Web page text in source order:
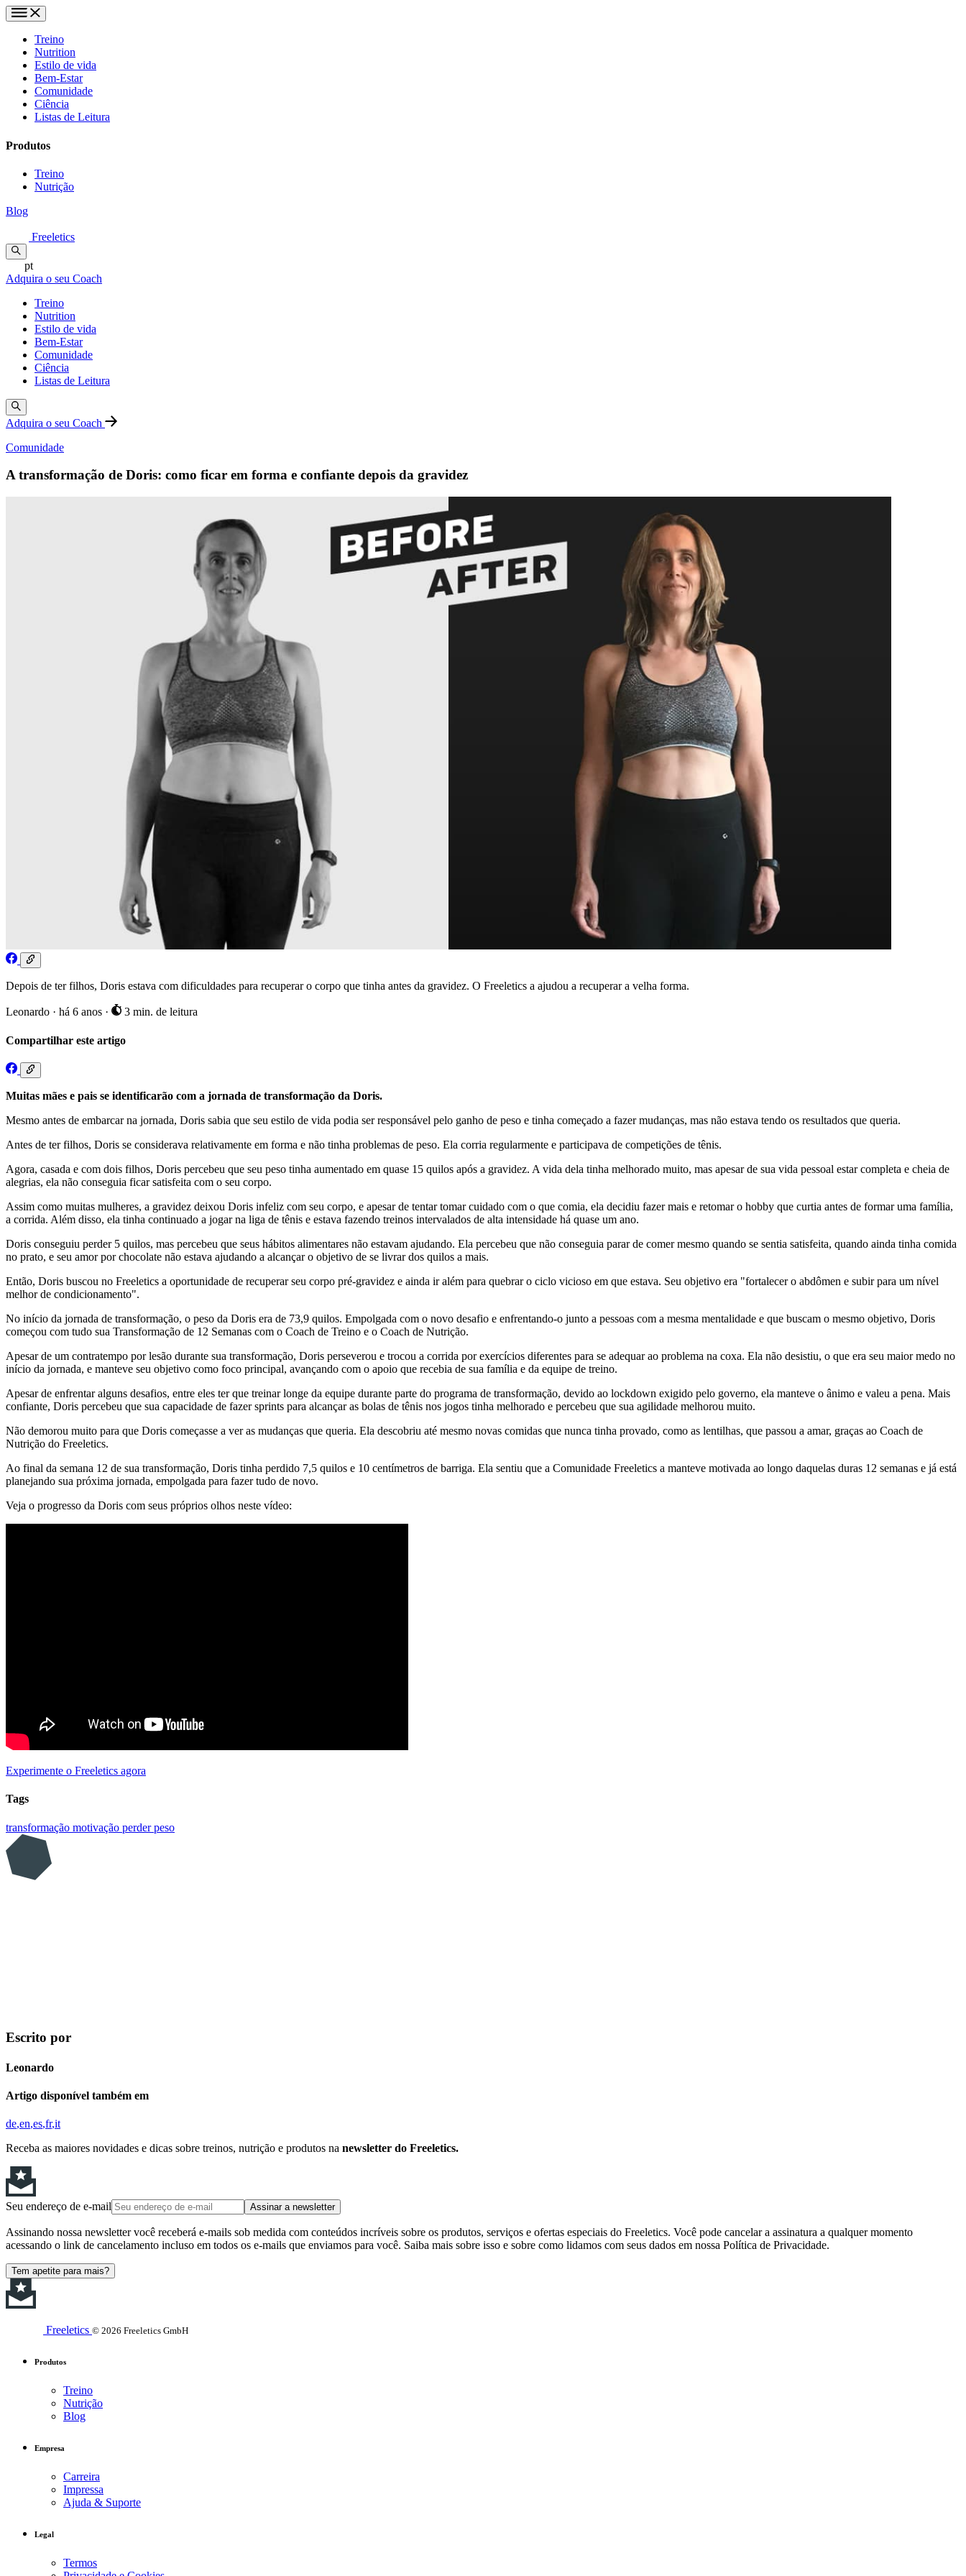
Treino
Nutrition
Estilo de vida
Bem-Estar
Comunidade
Ciência
Listas de Leitura
Produtos
Treino
Nutrição
Blog
Freeletics
pt
Adquira o seu Coach
Treino
Nutrition
Estilo de vida
Bem-Estar
Comunidade
Ciência
Listas de Leitura
Adquira o seu Coach
Comunidade
A transformação de Doris: como ficar em forma e confiante depois da gravidez
Depois de ter filhos, Doris estava com dificuldades para recuperar o corpo que tinha antes da gravidez. O Freeletics a ajudou a recuperar a velha forma.
Leonardo · há 6 anos · 3 min. de leitura
Compartilhar este artigo
Muitas mães e pais se identificarão com a jornada de transformação da Doris.
Mesmo antes de embarcar na jornada, Doris sabia que seu estilo de vida podia ser responsável pelo ganho de peso e tinha começado a fazer mudanças, mas não estava tendo os resultados que queria.
Antes de ter filhos, Doris se considerava relativamente em forma e não tinha problemas de peso. Ela corria regularmente e participava de competições de tênis.
Agora, casada e com dois filhos, Doris percebeu que seu peso tinha aumentado em quase 15 quilos após a gravidez. A vida dela tinha melhorado muito, mas apesar de sua vida pessoal estar completa e cheia de
alegrias, ela não conseguia ficar satisfeita com o seu corpo.
Assim como muitas mulheres, a gravidez deixou Doris infeliz com seu corpo, e apesar de tentar tomar cuidado com o que comia, ela decidiu fazer mais e retomar o hobby que curtia antes de formar uma família,
a corrida. Além disso, ela tinha continuado a jogar na liga de tênis e estava fazendo treinos intervalados de alta intensidade há quase um ano.
Doris conseguiu perder 5 quilos, mas percebeu que seus hábitos alimentares não estavam ajudando. Ela percebeu que não conseguia parar de comer mesmo quando se sentia satisfeita, quando ainda tinha comida
no prato, e seu amor por chocolate não estava ajudando a alcançar o objetivo de se livrar dos quilos a mais.
Então, Doris buscou no Freeletics a oportunidade de recuperar seu corpo pré-gravidez e ainda ir além para quebrar o ciclo vicioso em que estava. Seu objetivo era "fortalecer o abdômen e subir para um nível
melhor de condicionamento".
No início da jornada de transformação, o peso da Doris era de 73,9 quilos. Empolgada com o novo desafio e enfrentando-o junto a pessoas com a mesma mentalidade e que buscam o mesmo objetivo, Doris
começou com tudo sua Transformação de 12 Semanas com o Coach de Treino e o Coach de Nutrição.
Apesar de um contratempo por lesão durante sua transformação, Doris perseverou e trocou a corrida por exercícios diferentes para se adequar ao problema na coxa. Ela não desistiu, o que era seu maior medo no
início da jornada, e manteve seu objetivo como foco principal, avançando com o apoio que recebia de sua família e da equipe de treino.
Apesar de enfrentar alguns desafios, entre eles ter que treinar longe da equipe durante parte do programa de transformação, devido ao lockdown exigido pelo governo, ela manteve o ânimo e valeu a pena. Mais
confiante, Doris percebeu que sua capacidade de fazer sprints para alcançar as bolas de tênis nos jogos tinha melhorado e percebeu que sua agilidade melhorou muito.
Não demorou muito para que Doris começasse a ver as mudanças que queria. Ela descobriu até mesmo novas comidas que nunca tinha provado, como as lentilhas, que passou a amar, graças ao Coach de
Nutrição do Freeletics.
Ao final da semana 12 de sua transformação, Doris tinha perdido 7,5 quilos e 10 centímetros de barriga. Ela sentiu que a Comunidade Freeletics a manteve motivada ao longo daquelas duras 12 semanas e já está
planejando sua próxima jornada, empolgada para fazer tudo de novo.
Veja o progresso da Doris com seus próprios olhos neste vídeo:
Experimente o Freeletics agora
Tags
transformação motivação perder peso
Escrito por
Leonardo
Artigo disponível também em
de en es fr it
Receba as maiores novidades e dicas sobre treinos, nutrição e produtos na newsletter do Freeletics.
Seu endereço de e-mail Assinar a newsletter
Assinando nossa newsletter você receberá e-mails sob medida com conteúdos incríveis sobre os produtos, serviços e ofertas especiais do Freeletics. Você pode cancelar a assinatura a qualquer momento
acessando o link de cancelamento incluso em todos os e-mails que enviamos para você. Saiba mais sobre isso e sobre como lidamos com seus dados em nossa Política de Privacidade.
Tem apetite para mais?
Freeletics © 2026 Freeletics GmbH
Produtos
Treino
Nutrição
Blog
Empresa
Carreira
Impressa
Ajuda & Suporte
Legal
Termos